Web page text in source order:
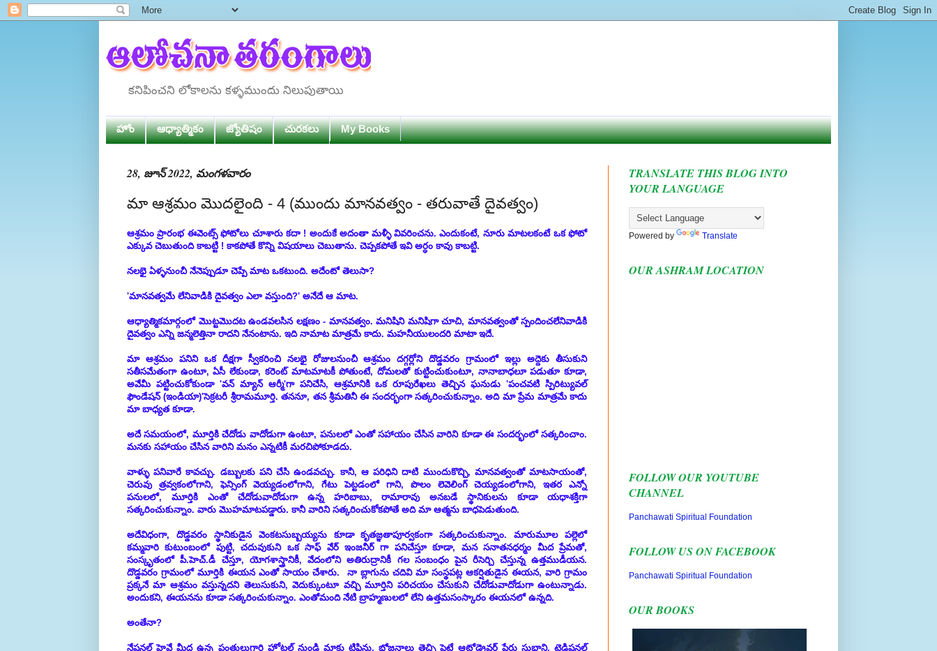
కనిపించని లోకాలను కళ్ళముందు నిలుపుతాయి
హోం ఆధ్యాత్మికం జ్యోతిషం చురకలు My Books
28, జూన్ 2022, మంగళవారం
మా ఆశ్రమం మొదలైంది - 4 (ముందు మానవత్వం - తరువాతే దైవత్వం)
ఆశ్రమం ప్రారంభ ఈవెంట్స్ ఫోటోలు చూశారు కదా ! అందుకే అదంతా మళ్ళీ వివరించను. ఎందుకంటే, నూరు మాటలకంటే ఒక ఫోటో
ఎక్కువ చెబుతుంది కాబట్టి ! కాకపోతే కొన్ని విషయాలు చెబుతాను. చెప్పకపోతే ఇవి అర్ధం కావు కాబట్టి.
నలభై ఏళ్ళనుంచీ నేనెప్పుడూ చెప్పే మాట ఒకటుంది. అదేంటో తెలుసా?
'మానవత్వమే లేనివాడికి దైవత్వం ఎలా వస్తుంది?' అనేదే ఆ మాట.
ఆధ్యాత్మికమార్గంలో మొట్టమొదట ఉండవలసిన లక్షణం - మానవత్వం. మనిషిని మనిషిగా చూచి, మానవత్వంతో స్పందించలేనివాడికి
దైవత్వం ఎన్ని జన్మలెత్తినా రాదని నేనంటాను. ఇది నామాట మాత్రమే కాదు. మహనీయులందరి మాటా ఇదే.
మా ఆశ్రమం పనిని ఒక దీక్షగా స్వీకరించి నలభై రోజులనుంచీ ఆశ్రమం దగ్గర్లోని దొడ్డవరం గ్రామంలో ఇల్లు అద్దెకు తీసుకుని
సతీసమేతంగా ఉంటూ, ఏసీ లేకుండా, కరెంట్ మాటమాటకీ పోతుంటే, దోమలతో కుట్టించుకుంటూ, నానాబాధలూ పడుతూ కూడా,
అవేమీ పట్టించుకోకుండా 'వన్ మ్యాన్ ఆర్మీ'గా పనిచేసి, ఆశ్రమానికి ఒక రూపురేఖలు తెచ్చిన ఘనుడు 'పంచవటి స్పిరిట్యువల్
ఫౌండేషన్ (ఇండియా)'సెక్రటరీ శ్రీరామమూర్తి. తననూ, తన శ్రీమతినీ ఈ సందర్భంగా సత్కరించుకున్నాం. అది మా ప్రేమ మాత్రమే కాదు
మా బాధ్యత కూడా.
అదే సమయంలో, మూర్తికి చేదోడు వాదోడుగా ఉంటూ, పనులలో ఎంతో సహాయం చేసిన వారిని కూడా ఈ సందర్భంలో సత్కరించాం.
మనకు సహాయం చేసిన వారిని మనం ఎన్నటికీ మరచిపోకూడదు.
వాళ్ళు పనివారే కావచ్చు. డబ్బులకు పని చేసి ఉండవచ్చు. కానీ, ఆ పరిధిని దాటి ముందుకొచ్చి, మానవత్వంతో మాటసాయంతో,
చెరువు త్రవ్వకంలోగాని, ఫెన్సింగ్ వెయ్యడంలోగాని, గేటు పెట్టడంలో గాని, పొలం లెవెలింగ్ చెయ్యడంలోగాని, ఇతర ఎన్నో
పనులలో, మూర్తికి ఎంతో చేదోడువాదోడుగా ఉన్న హరిబాబు, రామారావు అనబడే స్థానికులను కూడా యధాశక్తిగా
సత్కరించుకున్నాం. వారు మొహమాటపడ్డారు. కానీ వారిని సత్కరించుకోకపోతే అది మా ఆత్మను బాధపెడుతుంది.
అదేవిధంగా, దొడ్డవరం స్థానికుడైన వెంకటసుబ్బయ్యను కూడా కృతజ్ఞతాపూర్వకంగా సత్కరించుకున్నాం. మారుమూల పల్లెలో
కమ్మవారి కుటుంబంలో పుట్టి, చదువుకుని ఒక సాఫ్ వేర్ ఇంజనీర్ గా పనిచేస్తూ కూడా, మన సనాతనధర్మం మీద ప్రేమతో,
సంస్కృతంలో పీ.హెచ్.డీ చేస్తూ, యోగశాస్త్రానికీ, వేదంలోని అతిరుద్రానికీ గల సంబంధం పైన రీసెర్చి చేస్తున్న ఉత్తముడీయన.
దొడ్డవరం గ్రామంలో మూర్తికి ఈయన ఎంతో సాయం చేశారు. నా బ్లాగును చదివి మా సంస్థపట్ల ఆకర్షితుడైన ఈయన, వారి గ్రామం
ప్రక్కనే మా ఆశ్రమం వస్తున్నదని తెలుసుకుని, వెదుక్కుంటూ వచ్చి మూర్తిని పరిచయం చేసుకుని చేదోడువాదోడుగా ఉంటున్నాడు.
అందుకని, ఈయనను కూడా సత్కరించుకున్నాం. ఎంతోమంది నేటి బ్రాహ్మణులలో లేని ఉత్తమసంస్కారం ఈయనలో ఉన్నది.
అంతేనా?
నేషనల్ హైవే మీద ఉన్న పంతులుగారి హోటల్ నుండి మాకు టిఫిన్లు, భోజనాలు తెచ్చి పెట్టే ఆటోడ్రైవర్ పేరు సుభాని. ట్రెడిషనల్
TRANSLATE THIS BLOG INTO
YOUR LANGUAGE
Powered by Translate
OUR ASHRAM LOCATION
FOLLOW OUR YOUTUBE
CHANNEL
Panchawati Spiritual Foundation
FOLLOW US ON FACEBOOK
Panchawati Spiritual Foundation
OUR BOOKS